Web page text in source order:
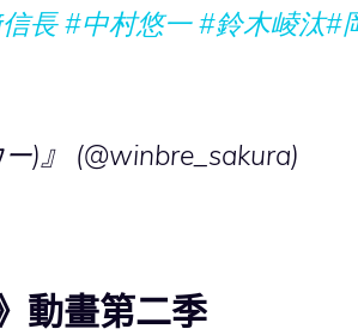
長 #中村悠一 #鈴木崚汰#
)』 (@winbre_sakura)
動畫第二季